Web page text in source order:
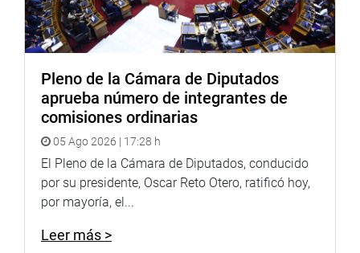
agricultores.
OFICINA DE COMUNICACIONES E IMAGEN
Pleno de la Cámara de Diputados
aprueba número de integrantes de
comisiones ordinarias
05 Ago 2026 | 17:28 h
El Pleno de la Cámara de Diputados, conducido
por su presidente, Oscar Reto Otero, ratificó hoy,
por mayoría, el...
Leer más >